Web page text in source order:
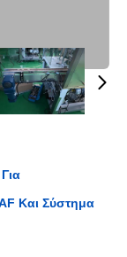
Και Σύστημα